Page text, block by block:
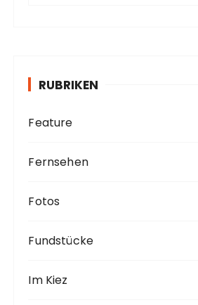
RUBRIKEN
Feature
Fernsehen
Fotos
Fundstücke
Im Kiez